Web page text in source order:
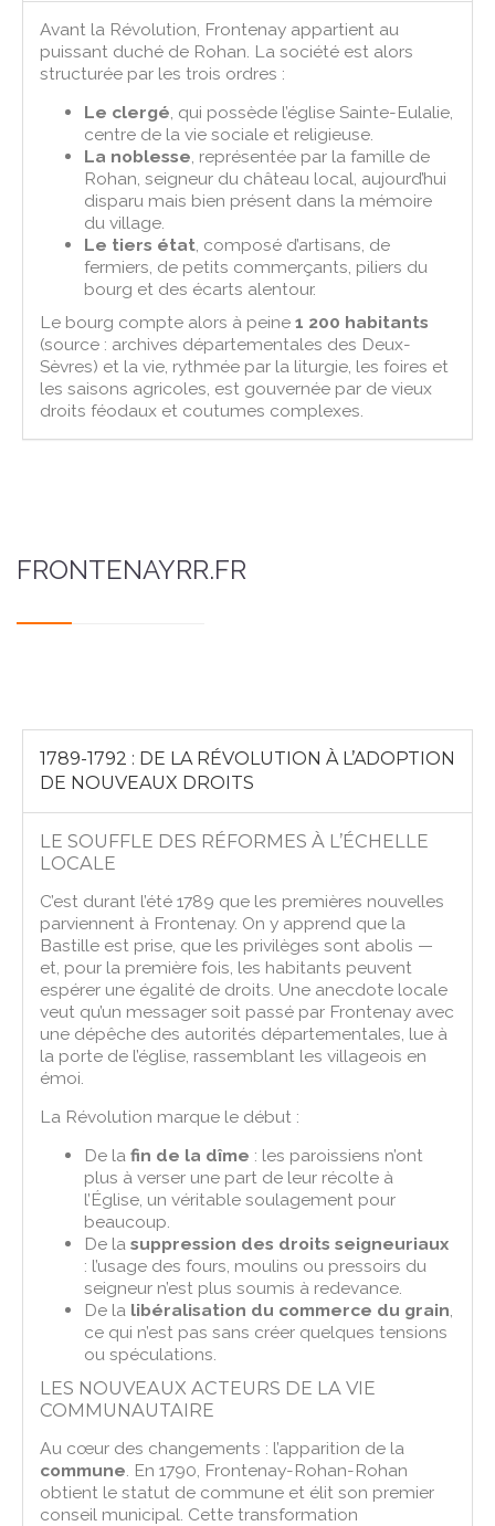
Avant la Révolution, Frontenay appartient au
puissant duché de Rohan. La société est alors
structurée par les trois ordres :
Le clergé, qui possède l’église Sainte-Eulalie,
centre de la vie sociale et religieuse.
La noblesse, représentée par la famille de
Rohan, seigneur du château local, aujourd’hui
disparu mais bien présent dans la mémoire
du village.
Le tiers état, composé d’artisans, de
fermiers, de petits commerçants, piliers du
bourg et des écarts alentour.
Le bourg compte alors à peine1 200 habitants
(source : archives départementales des Deux-
Sèvres) et la vie, rythmée par la liturgie, les foires et
les saisons agricoles, est gouvernée par de vieux
droits féodaux et coutumes complexes.
FRONTENAYRR.FR
1789-1792 : DE LA RÉVOLUTION À L’ADOPTION
DE NOUVEAUX DROITS
LE SOUFFLE DES RÉFORMES À L’ÉCHELLE
LOCALE
C’est durant l’été 1789 que les premières nouvelles
parviennent à Frontenay. On y apprend que la
Bastille est prise, que les privilèges sont abolis —
et, pour la première fois, les habitants peuvent
espérer une égalité de droits. Une anecdote locale
veut qu’un messager soit passé par Frontenay avec
une dépêche des autorités départementales, lue à
la porte de l’église, rassemblant les villageois en
émoi.
La Révolution marque le début :
De lafin de la dîme : les paroissiens n’ont
plus à verser une part de leur récolte à
l’Église, un véritable soulagement pour
beaucoup.
De lasuppression des droits seigneuriaux
: l’usage des fours, moulins ou pressoirs du
seigneur n’est plus soumis à redevance.
De la libéralisation du commerce du grain,
ce qui n’est pas sans créer quelques tensions
ou spéculations.
LES NOUVEAUX ACTEURS DE LA VIE
COMMUNAUTAIRE
Au cœur des changements : l’apparition de la
commune. En 1790, Frontenay-Rohan-Rohan
obtient le statut de commune et élit son premier
conseil municipal. Cette transformation